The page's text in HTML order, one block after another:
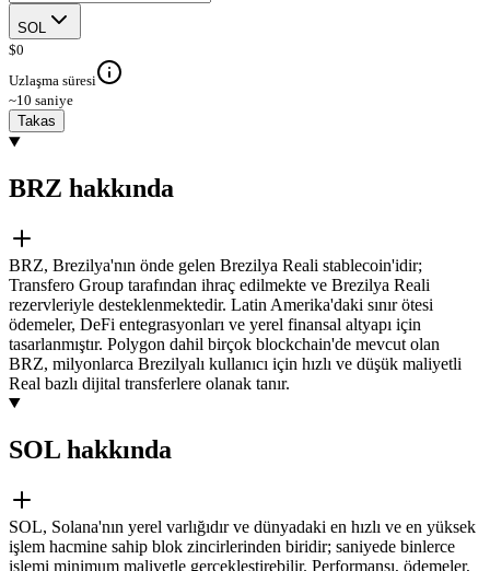
SOL
$0
Uzlaşma süresi
~10 saniye
Takas
BRZ hakkında
BRZ, Brezilya'nın önde gelen Brezilya Reali stablecoin'idir;
Transfero Group tarafından ihraç edilmekte ve Brezilya Reali
rezervleriyle desteklenmektedir. Latin Amerika'daki sınır ötesi
ödemeler, DeFi entegrasyonları ve yerel finansal altyapı için
tasarlanmıştır. Polygon dahil birçok blockchain'de mevcut olan
BRZ, milyonlarca Brezilyalı kullanıcı için hızlı ve düşük maliyetli
Real bazlı dijital transferlere olanak tanır.
SOL hakkında
SOL, Solana'nın yerel varlığıdır ve dünyadaki en hızlı ve en yüksek
işlem hacmine sahip blok zincirlerinden biridir; saniyede binlerce
işlemi minimum maliyetle gerçekleştirebilir. Performansı, ödemeler,